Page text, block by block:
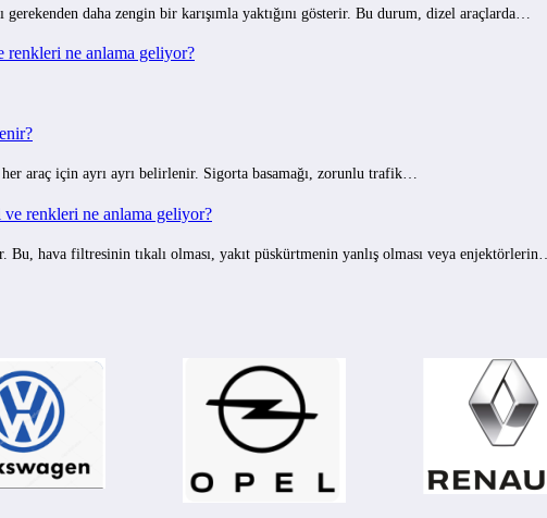
daha zengin bir karışımla yaktığını gösterir. Bu durum, dizel araçlarda…
renkleri ne anlama geliyor?
araç için ayrı ayrı belirlenir. Sigorta basamağı, zorunlu trafik…
ve renkleri ne anlama geliyor?
hava filtresinin tıkalı olması, yakıt püskürtmenin yanlış olması veya enjektörlerin…